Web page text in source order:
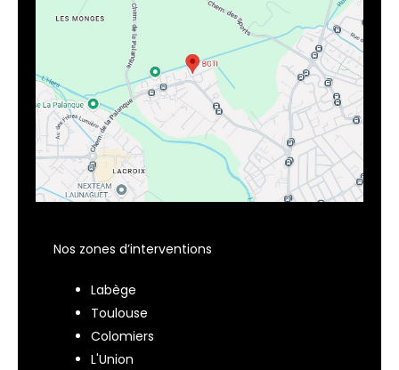
Nos zones d’interventions
Labège
Toulouse
Colomiers
L'Union